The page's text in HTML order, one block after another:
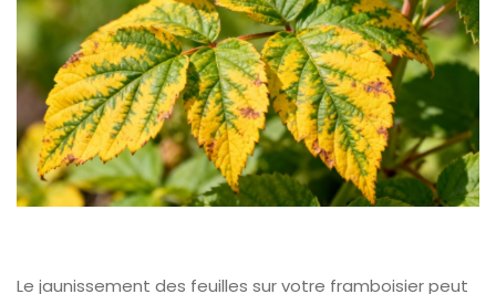
Le jaunissement des feuilles sur votre framboisier peut